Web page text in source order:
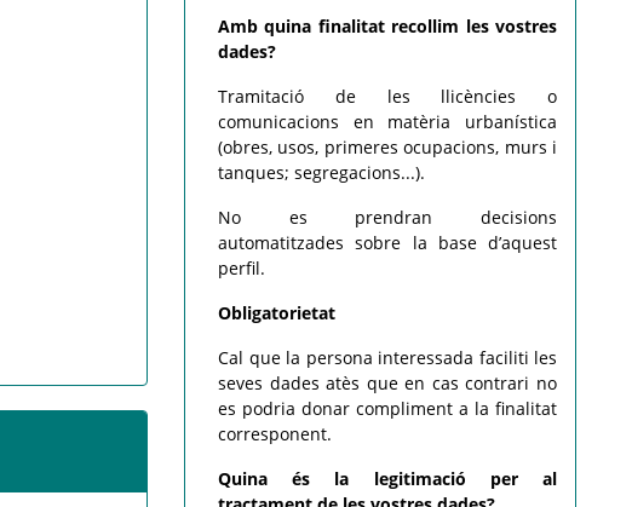
Amb quina finalitat recollim les vostres
dades?
Tramitació de les llicències o
comunicacions en matèria urbanística
(obres, usos, primeres ocupacions, murs i
tanques; segregacions...).
No es prendran decisions
automatitzades sobre la base d’aquest
perfil.
Obligatorietat
Cal que la persona interessada faciliti les
seves dades atès que en cas contrari no
es podria donar compliment a la finalitat
corresponent.
Quina és la legitimació per al